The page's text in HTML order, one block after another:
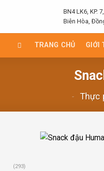
BN4 LK6, KP.
Biên Hòa,
TRANG CHỦ GIỚI
- Thực
(293)